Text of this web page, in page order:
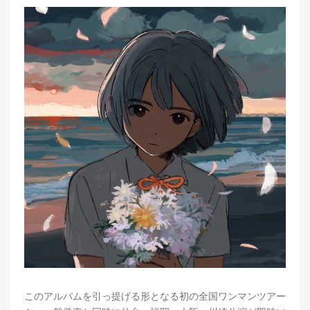
このアルバムを引っ提げる形となる初の全国ワンマンツアー